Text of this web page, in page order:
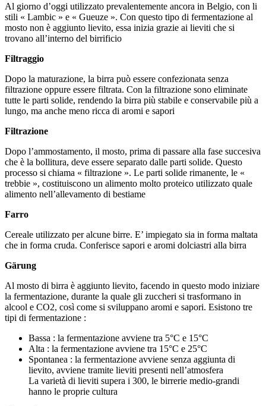
Al giorno d’oggi utilizzato prevalentemente ancora in Belgio, con li
stili « Lambic » e « Gueuze ». Con questo tipo di fermentazione al
mosto non è aggiunto lievito, essa inizia grazie ai lieviti che si
trovano all’interno del birrificio
Filtraggio
Dopo la maturazione, la birra può essere confezionata senza
filtrazione oppure essere filtrata. Con la filtrazione sono eliminate
tutte le parti solide, rendendo la birra più stabile e conservabile più a
lungo, ma anche meno ricca di aromi e sapori
Filtrazione
Dopo l’ammostamento, il mosto, prima di passare alla fase succesiva
che è la bollitura, deve essere separato dalle parti solide. Questo
processo si chiama « filtrazione ». Le parti solide rimanente, le «
trebbie », costituiscono un alimento molto proteico utilizzato quale
alimento nell’allevamento di bestiame
Farro
Cereale utilizzato per alcune birre. E’ impiegato sia in forma maltata
che in forma cruda. Conferisce sapori e aromi dolciastri alla birra
Gärung
Al mosto di birra è aggiunto lievito, facendo in questo modo iniziare
la fermentazione, durante la quale gli zuccheri si trasformano in
alcool e CO2, così come si sviluppano aromi e sapori. Esistono tre
tipi di fermentazione :
Bassa : la fermentazione avviene tra 5°C e 15°C
Alta : la fermentazione avviene tra 15°C e 25°C
Spontanea : la fermentazione avviene senza aggiunta di
lievito, avviene tramite lieviti presenti nell’atmosfera
La varietà di lieviti supera i 300, le birrerie medio-grandi
hanno le proprie cultura